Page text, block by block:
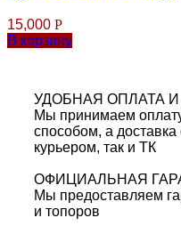
15,000 Р
В корзину
УДОБНАЯ ОПЛАТА
Мы принимаем
способом, а доставка
курьером, так и ТК
ОФИЦИАЛЬНАЯ
Мы предоставляем
и топоров